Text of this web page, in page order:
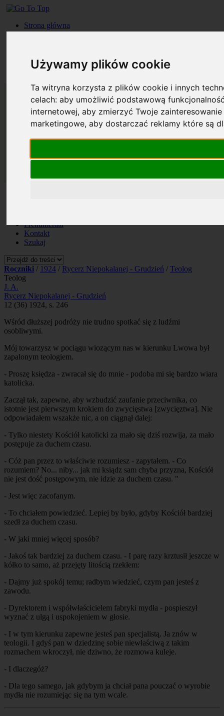
Używamy plików cookie
Ta witryna korzysta z plików cookie i innych
celach:aby umożliwić podstawową
internetowej,aby zmierzyć Twoje
marketingowe,aby dostarczać reklamy które są
Strona główna
Roczniki
Kontakt
Szukaj
Prenumerata
Kontakt
Szukaj
Roczniki / 1924 / Rycerz Niepokalanej - Grudzień / Teolog
Teolog
J. A.
Rycerz Niepokalanej - Grudzień
12 (36) 1924, s. 246
Wśród dłuższej podróży nie trudno spotkać się z ludźmi
osobliwymi.
Mój towarzysz w pociągu wiozącym nas w kierunku Lwowa był
zapalonym teologiem.
- Proszę księdza - zwracał się do mnie - podoba mi się bardzo wiara
katolicka.
Zaczął tak, zapewne, aby wzbudzić zaufanie przeciwnika, co
istotnie jest pierwszym krokiem do zwycięstwa [zwycięztwa]. Nie
odpowiadałem wszakże nic, a on ciągnął dalej:
- Tylko niestety Kościół katolicki za mało się dziś rozwija, za mało
postępuje za duchem czasu.
- Cóż pan przez to właściwie rozumiesz - zapytałem. - Co
rozumiem? No... niby... jak mi ksiądz sam chyba przyzna, Kościół
nie jest dość postępowym, nie idzie za duchem czasu. "
- Jest więc zacofanym.
- To chciałem powiedzieć. Lepiej by było, gdyby Kościół bardziej
szedł za duchem czasu.
- W jaki mniej więcej sposób?
- Jakoś tak bardziej za duchem czasu. - I parę razy krztusił jeszcze w
kółko to samo, aż przejęty litością rzekłem:
- Dajmy już spokój temu; radbym wiedzieć, czym pan jesteś z
zawodu.
- Dyrektorem i współwłaścicielem fabryki mydła - pospieszył
wyznać z ulgą i uspokojeniem w głosie.
- I w tym kierunku zapewne jesteś pan specjalistą. Ja znów w
teologii. I gdyś pan w dziedzinę sobie niewłaściwą z takim
rozmachem wkroczył, nie dziwno, że rozmowa kuleje.
- I dlaczegóż?
- Dla tego samego, jak gdybym ja chciał pana pouczać o wyrobie
mydła nie rozumiejąc się na tym wcale.